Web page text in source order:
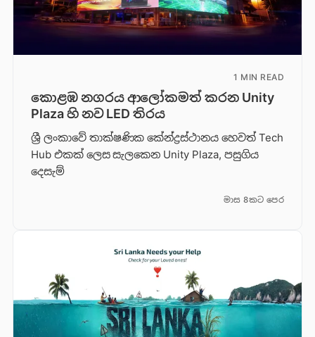
1 MIN READ
කොළඹ නගරය ආලෝකමත් කරන Unity
Plaza හි නව LED තිරය
ශ්‍රී ලංකාවේ තාක්ෂණික කේන්ද්‍රස්ථානය හෙවත් Tech
Hub එකක් ලෙස සැලකෙන Unity Plaza, පසුගිය
දෙසැම්
මාස 8කට පෙර